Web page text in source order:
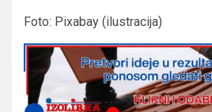
Foto: Pixabay (ilustracija)